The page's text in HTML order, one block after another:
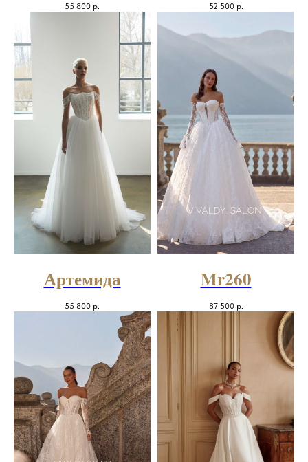
55 800 р. 52 500 р.
Артемида
55 800 р.
Mr260
87 500 р.